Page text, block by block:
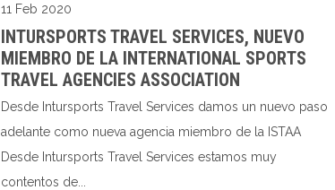
11 Feb 2020
INTURSPORTS TRAVEL SERVICES, NUEVO
MIEMBRO DE LA INTERNATIONAL SPORTS
TRAVEL AGENCIES ASSOCIATION
Desde Intursports Travel Services damos un nuevo paso
adelante como nueva agencia miembro de la ISTAA
Desde Intursports Travel Services estamos muy
contentos de...